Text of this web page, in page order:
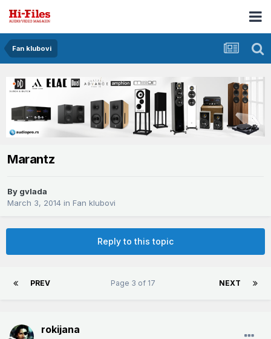
Fan klubovi
Marantz
By gvlada
March 3, 2014 in Fan klubovi
Reply to this topic
PREV NEXT
Page 3 of 17
rokijana